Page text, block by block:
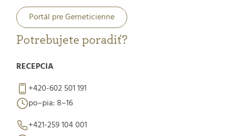
Portál pre Gerneticienne
Potrebujete poradiť?
RECEPCIA
+420-602 501 191
po–pia: 8–16
+421-259 104 001